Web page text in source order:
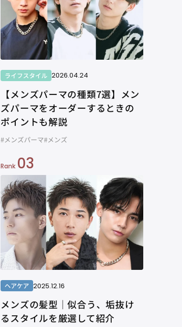
ライフスタイル 2026.04.24
【メンズパーマの種類7選】メン
ズパーマをオーダーするときの
ポイントも解説
#メンズパーマ#メンズ
Rank 03
ヘアケア 2025.12.16
メンズの髪型｜似合う、垢抜け
るスタイルを厳選して紹介